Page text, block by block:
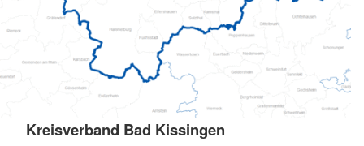
Kreisverband Bad Kissingen